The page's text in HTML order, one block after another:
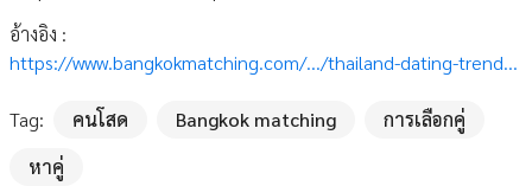
อ้างอิง :
https://www.bangkokmatching.com/.../thailand-dating-trend...
Tag: คนโสด Bangkok matching
การเลือกคู่
หาคู่